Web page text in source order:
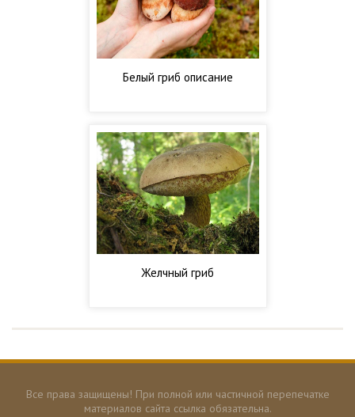
Белый гриб описание
Желчный гриб
Все права защищены! При полной или частичной перепечатке
материалов сайта ссылка обязательна.